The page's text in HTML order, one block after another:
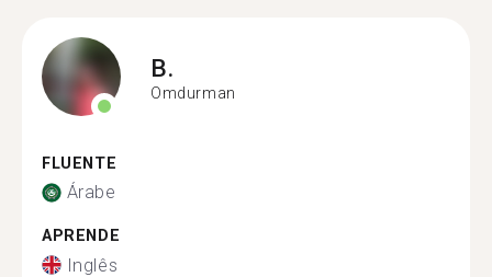
B.
Omdurman
FLUENTE
Árabe
APRENDE
Inglês